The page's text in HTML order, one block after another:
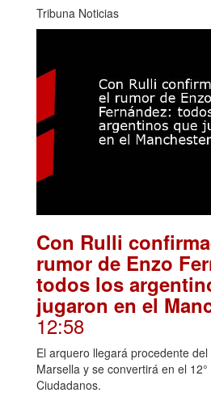
Tribuna Noticias
Con Rulli
rumor de Enzo
todos los
jugaron en el
12:58
El arquero llegará procedente
Marsella y se convertirá en el
Ciudadanos.